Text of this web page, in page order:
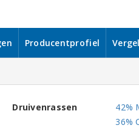
Producentprofiel
Druivenrassen
42%
36%